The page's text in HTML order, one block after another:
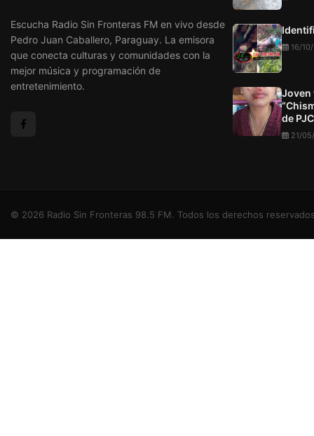
Escucha Radio Sin Fronteras FM en vivo desde
Pedro Juan Caballero, Paraguay. La emisora
que conecta culturas y comunidades con la
mejor música y programación de
entretenimiento.
16/
Joven
de PJC
21/
© 2026 Radio Sin Fronteras 98.5 FM. Todos los derechos